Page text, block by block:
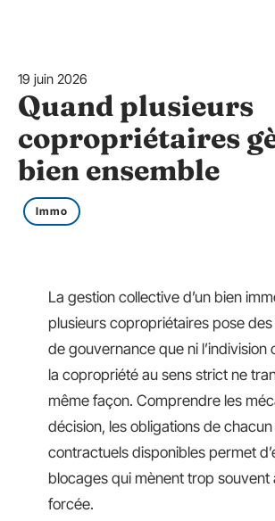
19 juin 2026
Quand plusieurs
copropriétaires
bien ensemble
Immo
La gestion collective d’un bien
plusieurs copropriétaires pose
de gouvernance que ni l’indivision
la copropriété au sens strict ne
même façon. Comprendre les
décision, les obligations de
contractuels disponibles permet
blocages qui mènent trop souvent
forcée.